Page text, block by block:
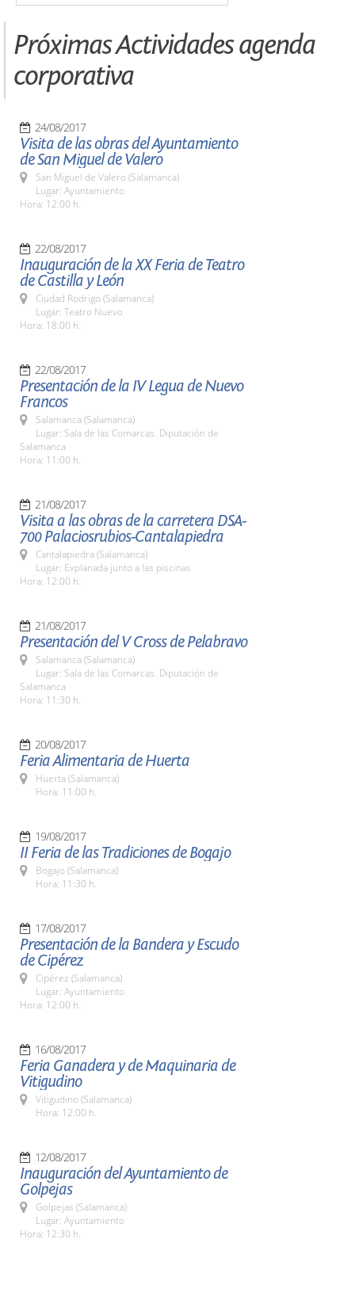
Próximas Actividades agenda
corporativa
24/08/2017
Visita de las obras del Ayuntamiento
de San Miguel de Valero
San Miguel de Valero (Salamanca)
Lugar: Ayuntamiento
Hora: 12:00 h.
22/08/2017
Inauguración de la XX Feria de Teatro
de Castilla y León
Ciudad Rodrigo (Salamanca)
Lugar: Teatro Nuevo
Hora: 18:00 h.
22/08/2017
Presentación de la IV Legua de Nuevo
Francos
Salamanca (Salamanca)
Lugar: Sala de las Comarcas. Diputación de
Salamanca
Hora: 11:00 h.
21/08/2017
Visita a las obras de la carretera DSA-
700 Palaciosrubios-Cantalapiedra
Cantalapiedra (Salamanca)
Lugar: Explanada junto a las piscinas
Hora: 12:00 h.
21/08/2017
Presentación del V Cross de Pelabravo
Salamanca (Salamanca)
Lugar: Sala de las Comarcas. Diputación de
Salamanca
Hora: 11:30 h.
20/08/2017
Feria Alimentaria de Huerta
Huerta (Salamanca)
Hora: 11:00 h.
19/08/2017
II Feria de las Tradiciones de Bogajo
Bogajo (Salamanca)
Hora: 11:30 h.
17/08/2017
Presentación de la Bandera y Escudo
de Cipérez
Cipérez (Salamanca)
Lugar: Ayuntamiento
Hora: 12:00 h.
16/08/2017
Feria Ganadera y de Maquinaria de
Vitigudino
Vitigudino (Salamanca)
Hora: 12:00 h.
12/08/2017
Inauguración del Ayuntamiento de
Golpejas
Golpejas (Salamanca)
Lugar: Ayuntamiento
Hora: 12:30 h.